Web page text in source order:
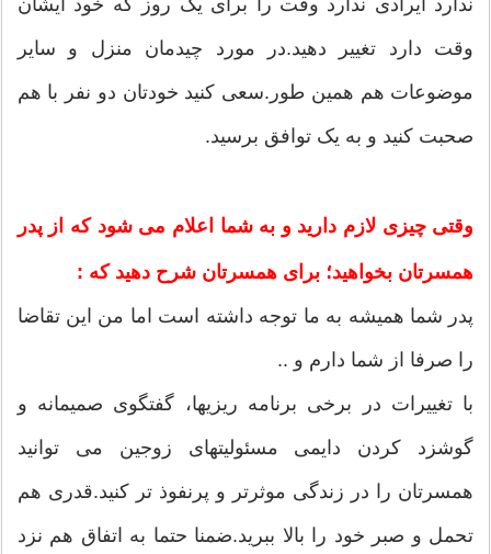
ندارد ایرادی ندارد وقت را برای یک روز که خود ایشان
وقت دارد تغییر دهید.در مورد چیدمان منزل و سایر
موضوعات هم همین طور.سعی کنید خودتان دو نفر با هم
صحبت کنید و به یک توافق برسید.
وقتی چیزی لازم دارید و به شما اعلام می شود که از پدر
همسرتان بخواهید؛ برای همسرتان شرح دهید که :
پدر شما همیشه به ما توجه داشته است اما من این تقاضا
را صرفا از شما دارم و ..
با تغییرات در برخی برنامه ریزیها، گفتگوی صمیمانه و
گوشزد کردن دایمی مسئولیتهای زوجین می توانید
همسرتان را در زندگی موثرتر و پرنفوذ تر کنید.قدری هم
تحمل و صبر خود را بالا ببرید.ضمنا حتما به اتفاق هم نزد